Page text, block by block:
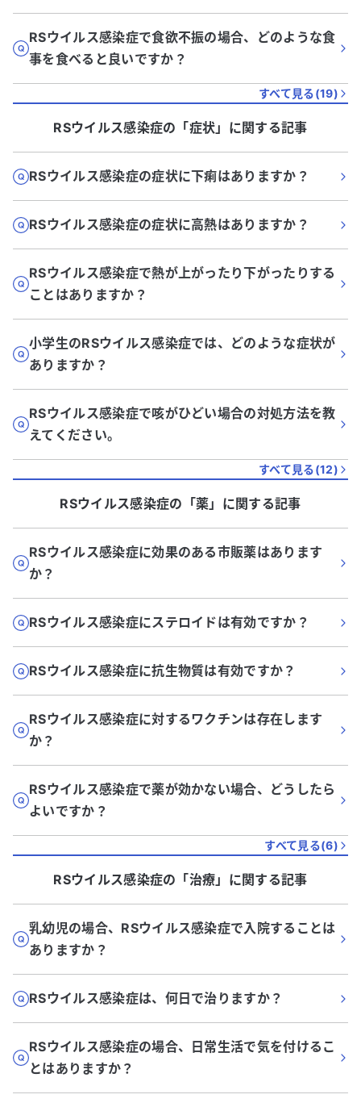
RSウイルス感染症で食欲不振の場合、どのような食
事を食べると良いですか？
すべて見る(19)
RSウイルス感染症の「症状」に関する記事
RSウイルス感染症の症状に下痢はありますか？
RSウイルス感染症の症状に高熱はありますか？
RSウイルス感染症で熱が上がったり下がったりする
ことはありますか？
小学生のRSウイルス感染症では、どのような症状が
ありますか？
RSウイルス感染症で咳がひどい場合の対処方法を教
えてください。
すべて見る(12)
RSウイルス感染症の「薬」に関する記事
RSウイルス感染症に効果のある市販薬はあります
か？
RSウイルス感染症にステロイドは有効ですか？
RSウイルス感染症に抗生物質は有効ですか？
RSウイルス感染症に対するワクチンは存在します
か？
RSウイルス感染症で薬が効かない場合、どうしたら
よいですか？
すべて見る(6)
RSウイルス感染症の「治療」に関する記事
乳幼児の場合、RSウイルス感染症で入院することは
ありますか？
RSウイルス感染症は、何日で治りますか？
RSウイルス感染症の場合、日常生活で気を付けるこ
とはありますか？